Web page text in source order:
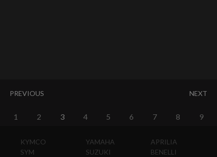
PREVIOUS NEXT
1 2 3 4 5 6 7 8 9
KYMCO
SYM
YAMAHA
SUZUKI
APRILIA
BENELLI